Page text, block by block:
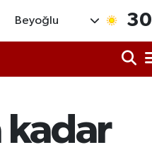
Beyoğlu 30
kadar